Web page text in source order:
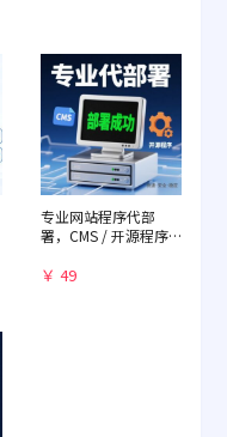
专业网站程序代部
署，CMS / 开源程序
￥ 49